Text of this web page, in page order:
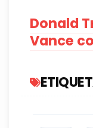
Donald
Vance